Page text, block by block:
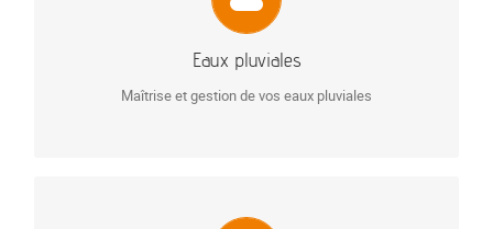
Eaux pluviales
Maîtrise et gestion de vos eaux pluviales
Bassin d’orage
Stockage industriel
Infiltration des eaux pluviales
En savoir plus…
USAGES DE L’EAU